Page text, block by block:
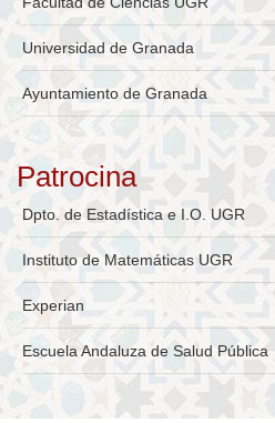
Universidad de Granada
Ayuntamiento de Granada
Patrocina
Dpto. de Estadística e I.O. UGR
Instituto de Matemáticas UGR
Experian
Escuela Andaluza de Salud Pública